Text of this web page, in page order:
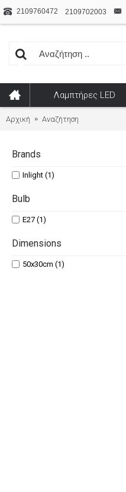
2109760472 2109702003
Λαμπτήρες LED
Αρχική Αναζήτηση
Brands
Inlight (1)
Bulb
E27 (1)
Dimensions
50x30cm (1)